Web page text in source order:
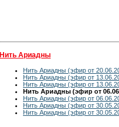
Нить Ариадны
Нить Ариадны (эфир от
Нить Ариадны (эфир от
Нить Ариадны (эфир от
Нить Ариадны (эфир от
Нить Ариадны (эфир от
Нить Ариадны (эфир от
Нить Ариадны (эфир от